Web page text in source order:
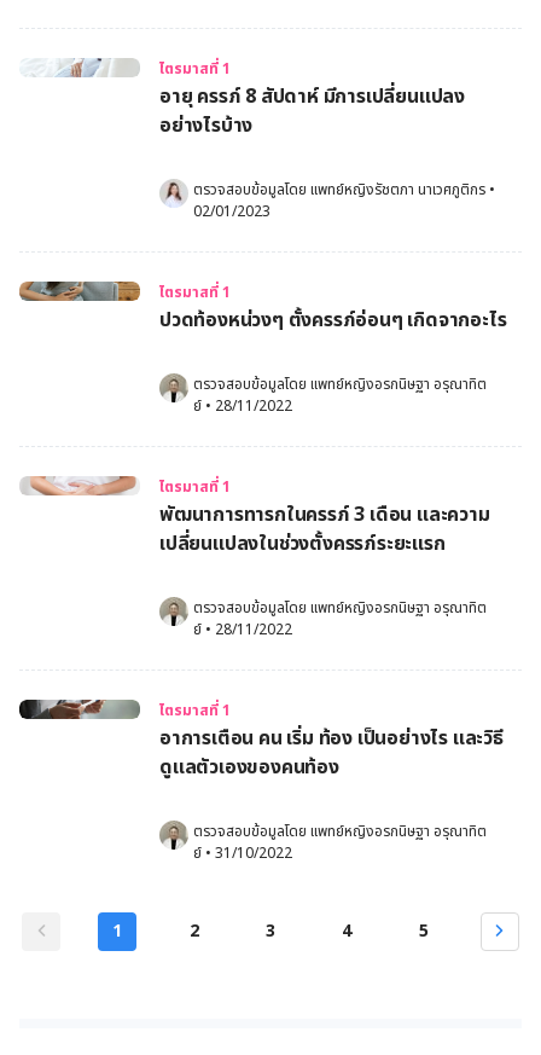
ไตรมาสที่ 1
อายุ ครรภ์ 8 สัปดาห์ มีการเปลี่ยนแปลง
อย่างไรบ้าง
ตรวจสอบข้อมูลโดย แพทย์หญิงรัชตภา นาเวศภูติกร •
02/01/2023
ไตรมาสที่ 1
ปวดท้องหน่วงๆ ตั้งครรภ์อ่อนๆ เกิดจากอะไร
ตรวจสอบข้อมูลโดย แพทย์หญิงอรกนิษฐา อรุณาทิต
ย์ • 28/11/2022
ไตรมาสที่ 1
พัฒนาการทารกในครรภ์ 3 เดือน และความ
เปลี่ยนแปลงในช่วงตั้งครรภ์ระยะแรก
ตรวจสอบข้อมูลโดย แพทย์หญิงอรกนิษฐา อรุณาทิต
ย์ • 28/11/2022
ไตรมาสที่ 1
อาการเตือน คน เริ่ม ท้อง เป็นอย่างไร และวิธี
ดูแลตัวเองของคนท้อง
ตรวจสอบข้อมูลโดย แพทย์หญิงอรกนิษฐา อรุณาทิต
ย์ • 31/10/2022
1 2 3 4 5